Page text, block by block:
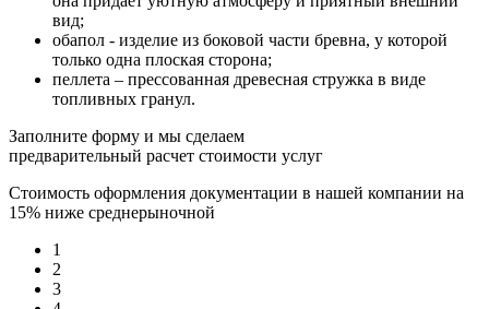
вид;
обапол - изделие из боковой части бревна, у которой
только одна плоская сторона;
пеллета – прессованная древесная стружка в виде
топливных гранул.
Заполните форму и мы сделаем
предварительный расчет стоимости услуг
Стоимость оформления документации в нашей компании на
15% ниже среднерыночной
1
2
3